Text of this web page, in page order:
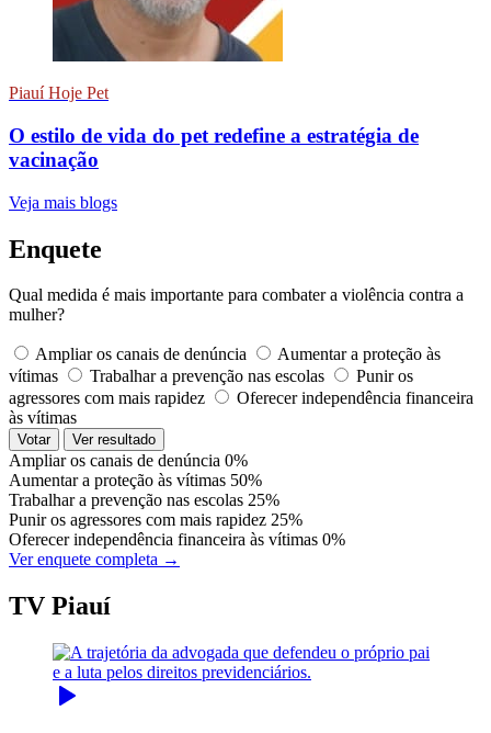
Piauí Hoje Pet
O estilo de vida do pet redefine a estratégia de
vacinação
Veja mais blogs
Enquete
Qual medida é mais importante para combater a violência contra a
mulher?
Ampliar os canais de denúncia
Aumentar a proteção às
vítimas
Trabalhar a prevenção nas escolas
Punir os
agressores com mais rapidez
Oferecer independência financeira
às vítimas
Votar Ver resultado
Ampliar os canais de denúncia 0%
Aumentar a proteção às vítimas 50%
Trabalhar a prevenção nas escolas 25%
Punir os agressores com mais rapidez 25%
Oferecer independência financeira às vítimas 0%
Ver enquete completa →
TV Piauí